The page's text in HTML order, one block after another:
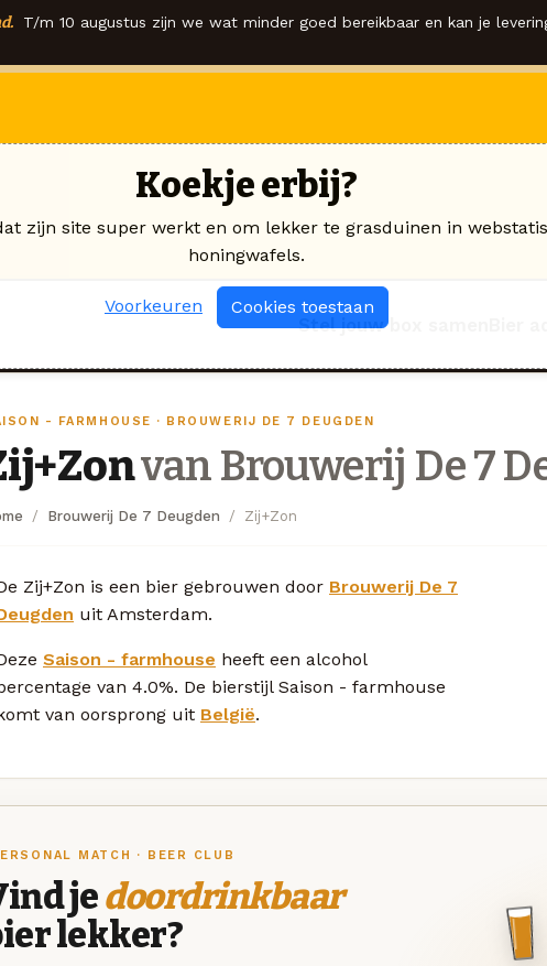
T/m 10 augustus zijn we wat minder goed bereikbaar en kan je
Stel jouw box samen
- FARMHOUSE · BROUWERIJ DE 7 DEUGDEN
van Brouwerij De 7
Brouwerij De 7 Deugden Zij+Zon
Zij+Zon is een bier gebrouwen door Brouwerij De 7
uit Amsterdam.
Saison - farmhouse heeft een alcohol
van 4.0%. De bierstijl Saison - farmhouse
van oorsprong uit België.
MATCH · BEER CLUB
jedoordrinkbaar
lekker?
Koekje erbij?
zijn site super werkt en om lekker te grasduinen in
honingwafels.
Voorkeuren Cookies toestaan